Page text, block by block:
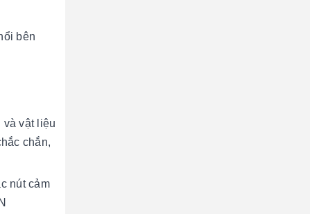
bên
và vật liệu
chắn,
nút cảm